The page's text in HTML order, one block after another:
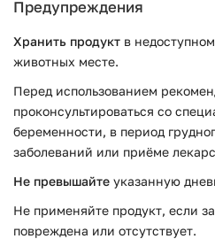
Предупреждения
Хранить продукт в
животных месте.
Перед использованием
проконсультироваться со
беременности, в период
заболеваний или приёме
Не превышайте указанную
Не применяйте продукт, если
повреждена или отсутствует.